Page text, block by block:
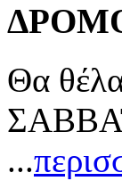
Θα
...